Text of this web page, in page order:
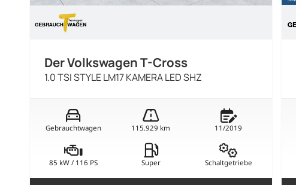
Der Volkswagen T-Cross
1.0 TSI STYLE LM17 KAMERA LED SHZ
Gebrauchtwagen 115.929 km 11/2019
85 kW / 116 PS Super Schaltgetriebe